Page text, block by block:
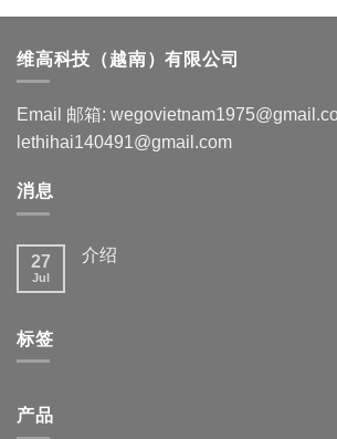
维高科技（越南）有限公司
Email 邮箱:
lethihai140491@gmail.com
消息
27
Jul
介绍
标签
产品